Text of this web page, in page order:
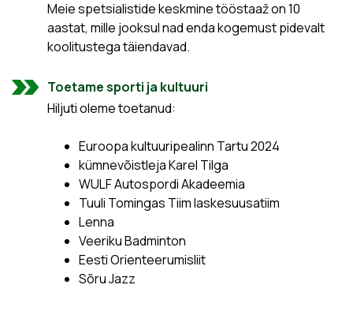
Meie spetsialistide keskmine tööstaaž on 10
aastat, mille jooksul nad enda kogemust pidevalt
koolitustega täiendavad.
Toetame sporti ja kultuuri
Hiljuti oleme toetanud:
Euroopa kultuuripealinn Tartu 2024
kümnevõistleja Karel Tilga
WULF Autospordi Akadeemia
Tuuli Tomingas Tiim laskesuusatiim
Lenna
Veeriku Badminton
Eesti Orienteerumisliit
Sõru Jazz